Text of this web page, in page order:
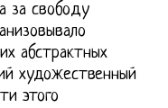
за свободу
абстрактных
художественный
этого